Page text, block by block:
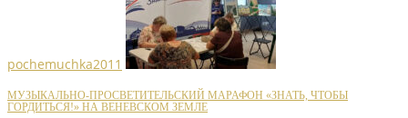
pochemuchka2011
МУЗЫКАЛЬНО-ПРОСВЕТИТЕЛЬСКИЙ МАРАФОН «ЗНАТЬ, ЧТОБЫ
ГОРДИТЬСЯ!» НА ВЕНЕВСКОМ ЗЕМЛЕ